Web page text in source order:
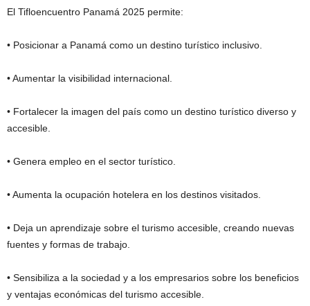
El Tifloencuentro Panamá 2025 permite:
• Posicionar a Panamá como un destino turístico inclusivo.
• Aumentar la visibilidad internacional.
• Fortalecer la imagen del país como un destino turístico diverso y
accesible.
• Genera empleo en el sector turístico.
• Aumenta la ocupación hotelera en los destinos visitados.
• Deja un aprendizaje sobre el turismo accesible, creando nuevas
fuentes y formas de trabajo.
• Sensibiliza a la sociedad y a los empresarios sobre los beneficios
y ventajas económicas del turismo accesible.